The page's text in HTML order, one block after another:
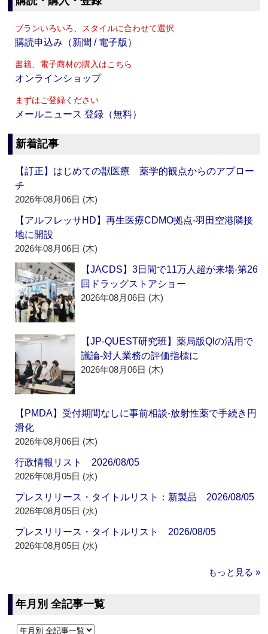
プランいろいろ、スタイルに合わせて選択
購読申込み（新聞 / 電子版）
書籍、電子商材の購入はこちら
オンラインショップ
まずはご登録ください
メールニュース 登録（無料）
新着記事
【訂正】はじめての獣医療 薬学的観点からのアプロー
チ
2026年08月06日 (木)
【アルフレッサHD】再生医療CDMO拠点‐羽田空港隣接
地に開設
2026年08月06日 (木)
【JACDS】3日間で11万人超が来場‐第26
回ドラッグストアショー
2026年08月06日 (木)
【JP-QUEST研究班】薬局版QIの活用で
議論‐対人業務の評価指標に
2026年08月06日 (木)
【PMDA】受付期間なしに事前相談‐放射性薬で手続き円
滑化
2026年08月06日 (木)
行政情報リスト 2026/08/05
2026年08月05日 (水)
プレスリリース・タイトルリスト：新製品 2026/08/05
2026年08月05日 (水)
プレスリリース・タイトルリスト 2026/08/05
2026年08月05日 (水)
もっと見る »
年月別 全記事一覧